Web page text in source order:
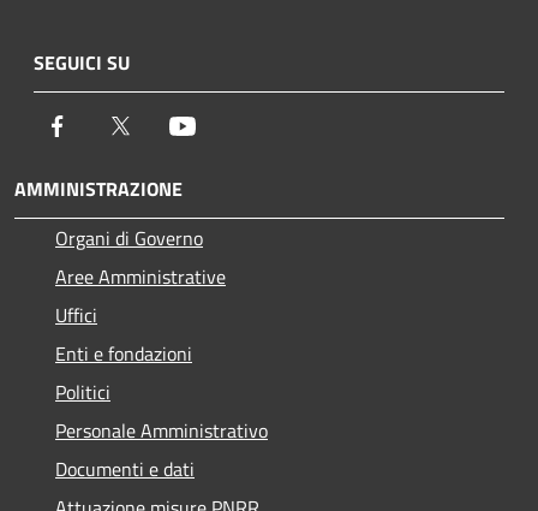
SEGUICI SU
Facebook Twitter
AMMINISTRAZIONE
Organi di Governo
Aree Amministrative
Uffici
Enti e fondazioni
Politici
Personale Amministrativo
Documenti e dati